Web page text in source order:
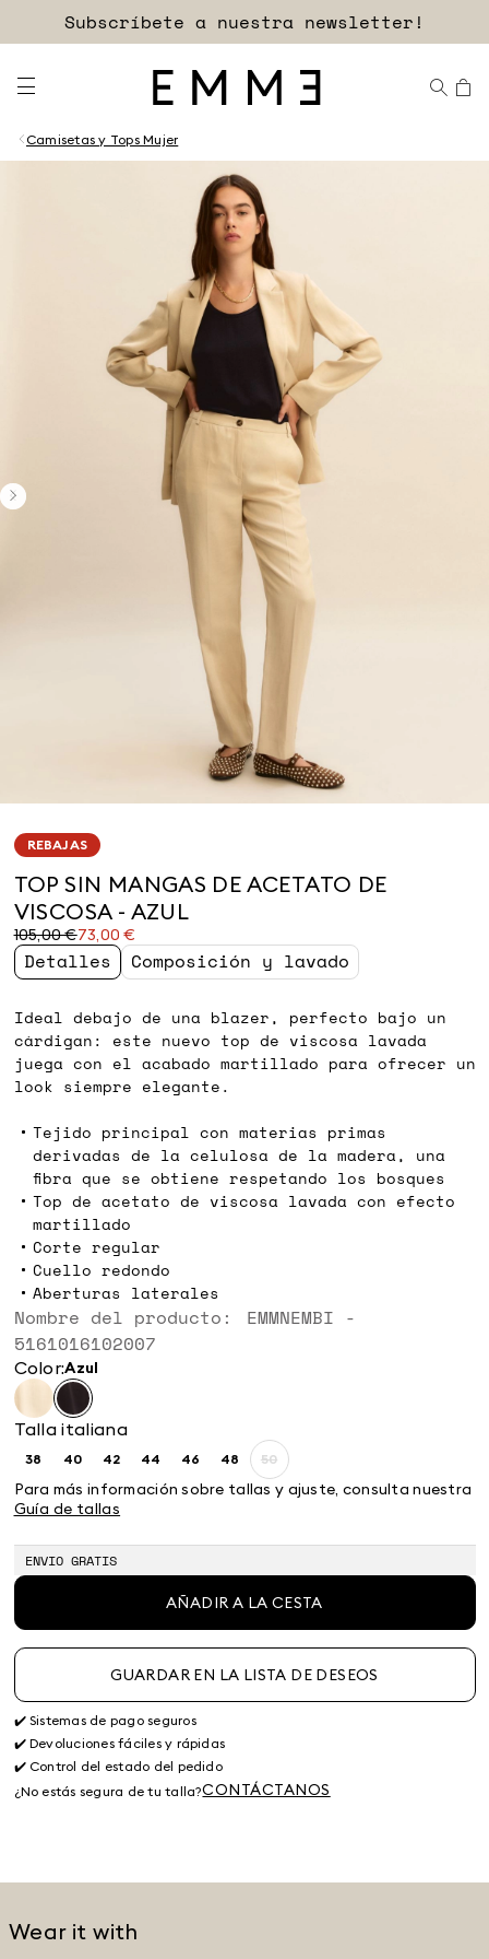
Subscríbete a nuestra newsletter!
Camisetas y Tops Mujer
REBAJAS
TOP SIN MANGAS DE ACETATO DE
VISCOSA - AZUL
105,00 €73,00 €
Precio
original
105,00
Precio
actual
73,00
Detalles Composición y lavado
Ideal debajo de una blazer, perfecto bajo un
cárdigan: este nuevo top de viscosa lavada
juega con el acabado martillado para ofrecer un
look siempre elegante.
Tejido principal con materias primas
derivadas de la celulosa de la madera, una
fibra que se obtiene respetando los bosques
Top de acetato de viscosa lavada con efecto
martillado
Corte regular
Cuello redondo
Aberturas laterales
Nombre del producto: EMMNEMBI -
5161016102007
Color: azul
Talla italiana
38Size: 40Size:
40
42Size:44Size:
44
46Size:
46
48Size:
48
50Size:
50
Para más información sobre tallas y ajuste, consulta nuestra
Guía de tallas
ENVIO GRATIS
AÑADIR A LA CESTA
GUARDAR EN LA LISTA DE DESEOS
✔️ Sistemas de pago seguros
✔️ Devoluciones fáciles y rápidas
✔️ Control del estado del pedido
¿No estás segura de tu talla?CONTÁCTANOS
Wear it with